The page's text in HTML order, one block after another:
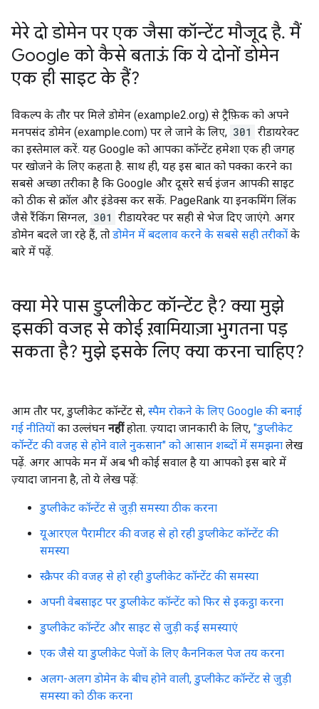
मेरे दो डोमेन पर एक जैसा कॉन्टेंट मौजूद है. मैं
Google को कैसे बताऊं कि ये दोनों डोमेन
एक ही साइट के हैं?
विकल्प के तौर पर मिले डोमेन (example2.org) से ट्रैफ़िक को अपने
मनपसंद डोमेन (example.com) पर ले जाने के लिए, 301 रीडायरेक्ट
का इस्तेमाल करें. यह Google को आपका कॉन्टेंट हमेशा एक ही जगह
पर खोजने के लिए कहता है. साथ ही, यह इस बात को पक्का करने का
सबसे अच्छा तरीका है कि Google और दूसरे सर्च इंजन आपकी साइट
को ठीक से क्रॉल और इंडेक्स कर सकें. PageRank या इनकमिंग लिंक
जैसे रैंकिंग सिग्नल, 301 रीडायरेक्ट पर सही से भेज दिए जाएंगे. अगर
डोमेन बदले जा रहे हैं, तो डोमेन में बदलाव करने के सबसे सही तरीकों के
बारे में पढ़ें.
क्या मेरे पास डुप्लीकेट कॉन्टेंट है? क्या मुझे
इसकी वजह से कोई ख़ामियाज़ा भुगतना पड़
सकता है? मुझे इसके लिए क्या करना चाहिए?
आम तौर पर, डुप्लीकेट कॉन्टेंट से, स्पैम रोकने के लिए Google की बनाई
गई नीतियों का उल्लंघन नहींहोता. ज़्यादा जानकारी के लिए, "डुप्लीकेट
कॉन्टेंट की वजह से होने वाले नुकसान" को आसान शब्दों में समझना लेख
पढ़ें. अगर आपके मन में अब भी कोई सवाल है या आपको इस बारे में
ज़्यादा जानना है, तो ये लेख पढ़ें:
डुप्लीकेट कॉन्टेंट से जुड़ी समस्या ठीक करना
यूआरएल पैरामीटर की वजह से हो रही डुप्लीकेट कॉन्टेंट की
समस्या
स्क्रैपर की वजह से हो रही डुप्लीकेट कॉन्टेंट की समस्या
अपनी वेबसाइट पर डुप्लीकेट कॉन्टेंट को फिर से इकट्ठा करना
डुप्लीकेट कॉन्टेंट और साइट से जुड़ी कई समस्याएं
एक जैसे या डुप्लीकेट पेजों के लिए कैननिकल पेज तय करना
अलग-अलग डोमेन के बीच होने वाली, डुप्लीकेट कॉन्टेंट से जुड़ी
समस्या को ठीक करना